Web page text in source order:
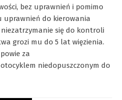
bez uprawnień i pomimo
uprawnień do kierowania
się do kontroli
grozi mu do 5 lat więzienia.
za
niedopuszczonym do